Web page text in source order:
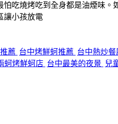
吃燒烤吃到全身都是油煙味。
讓小孩放電
薦 台中烤鮮蚵推薦 台中熱炒餐
蚵烤鮮蚵店 台中最美的夜景 兒